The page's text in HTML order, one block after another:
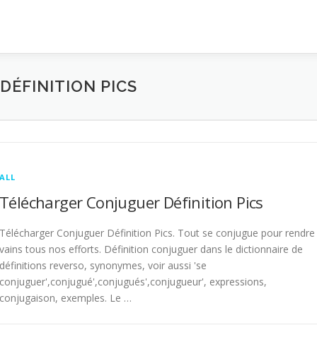
PICS
ALL
Télécharger Conjuguer Définition Pics
Télécharger Conjuguer Définition Pics. Tout se conjugue pour rendre
vains tous nos efforts. Définition conjuguer dans le dictionnaire de
définitions reverso, synonymes, voir aussi 'se
conjuguer',conjugué',conjugués',conjugueur', expressions,
conjugaison, exemples. Le …